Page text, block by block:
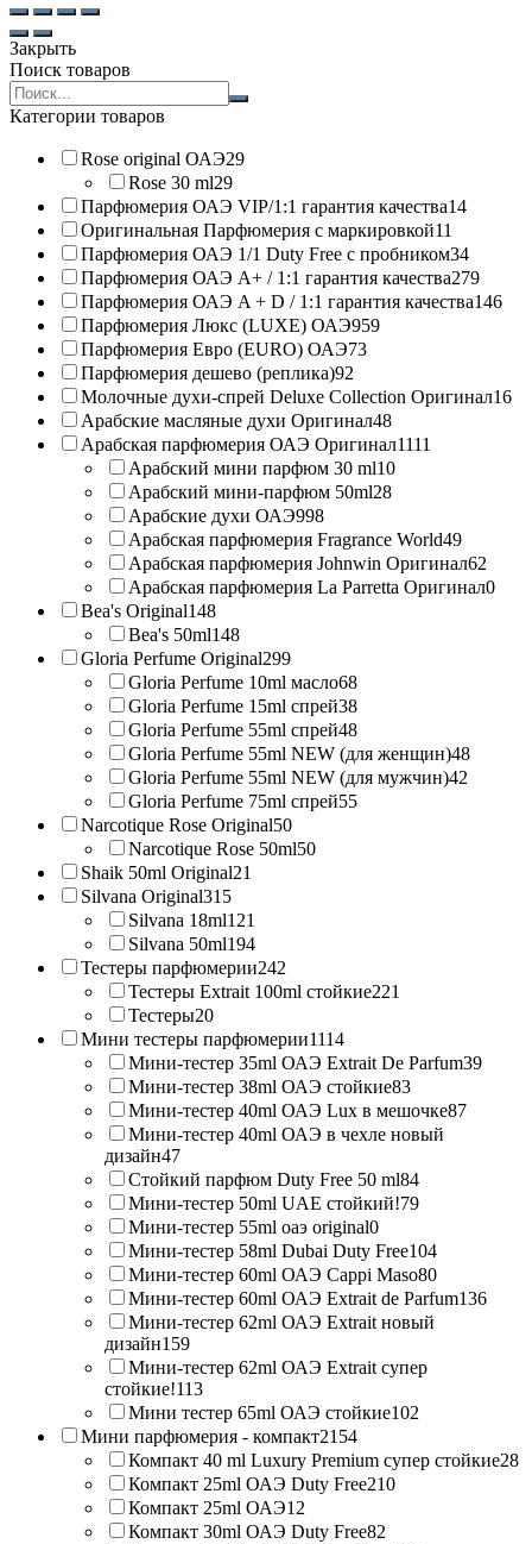
Закрыть
Поиск товаров
Search
products:
Категории товаров
Rose original ОАЭ29
Rose 30 ml29
Парфюмерия ОАЭ VIP/1:1 гарантия качества14
Оригинальная Парфюмерия с маркировкой11
Парфюмерия ОАЭ 1/1 Duty Free с пробником34
Парфюмерия ОАЭ A+ / 1:1 гарантия качества279
Парфюмерия ОАЭ A + D / 1:1 гарантия качества146
Парфюмерия Люкс (LUXE) ОАЭ959
Парфюмерия Евро (EURO) ОАЭ73
Парфюмерия дешево (реплика)92
Молочные духи-спрей Deluxe Collection Оригинал16
Арабские масляные духи Оригинал48
Арабская парфюмерия ОАЭ Оригинал1111
Арабский мини парфюм 30 ml10
Арабский мини-парфюм 50ml28
Арабские духи ОАЭ998
Арабская парфюмерия Fragrance World49
Арабская парфюмерия Johnwin Оригинал62
Арабская парфюмерия La Parretta Оригинал0
Bea's Original148
Bea's 50ml148
Gloria Perfume Original299
Gloria Perfume 10ml масло68
Gloria Perfume 15ml спрей38
Gloria Perfume 55ml спрей48
Gloria Perfume 55ml NEW (для женщин)48
Gloria Perfume 55ml NEW (для мужчин)42
Gloria Perfume 75ml спрей55
Narcotique Rose Original50
Narcotique Rose 50ml50
Shaik 50ml Original21
Silvana Original315
Silvana 18ml121
Silvana 50ml194
Тестеры парфюмерии242
Тестеры Extrait 100ml стойкие221
Тестеры20
Мини тестеры парфюмерии1114
Мини-тестер 35ml ОАЭ Extrait De Parfum39
Мини-тестер 38ml ОАЭ стойкие83
Мини-тестер 40ml ОАЭ Lux в мешочке87
Мини-тестер 40ml ОАЭ в чехле новый
дизайн47
Стойкий парфюм Duty Free 50 ml84
Мини-тестер 50ml UAE стойкий!79
Мини-тестер 55ml оаэ original0
Мини-тестер 58ml Dubai Duty Free104
Мини-тестер 60ml ОАЭ Cappi Maso80
Мини-тестер 60ml ОАЭ Extrait de Parfum136
Мини-тестер 62ml ОАЭ Extrait новый
дизайн159
Мини-тестер 62ml ОАЭ Extrait супер
стойкие!113
Мини тестер 65ml ОАЭ стойкие102
Мини парфюмерия - компакт2154
Компакт 40 ml Luxury Premium супер стойкие28
Компакт 25ml ОАЭ Duty Free210
Компакт 25ml ОАЭ12
Компакт 30ml ОАЭ Duty Free82